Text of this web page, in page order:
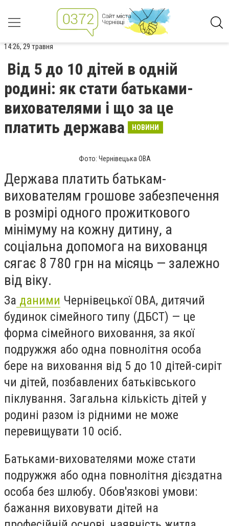
14:26, 29 травня
Від 5 до 10 дітей в одній
родині: як стати батьками-
вихователями і що за це
платить держава
НОВИНИ
Фото: Чернівецька ОВА
Держава платить батькам-
вихователям грошове забезпечення
в розмірі одного прожиткового
мінімуму на кожну дитину, а
соціальна допомога на вихованця
сягає 8 780 грн на місяць — залежно
від віку.
За даними Чернівецької ОВА, дитячий
будинок сімейного типу (ДБСТ) — це
форма сімейного виховання, за якої
подружжя або одна повнолітня особа
бере на виховання від 5 до 10 дітей-сиріт
чи дітей, позбавлених батьківського
піклування. Загальна кількість дітей у
родині разом із рідними не може
перевищувати 10 осіб.
Батьками-вихователями може стати
подружжя або одна повнолітня дієздатна
особа без шлюбу. Обов'язкові умови:
бажання виховувати дітей на